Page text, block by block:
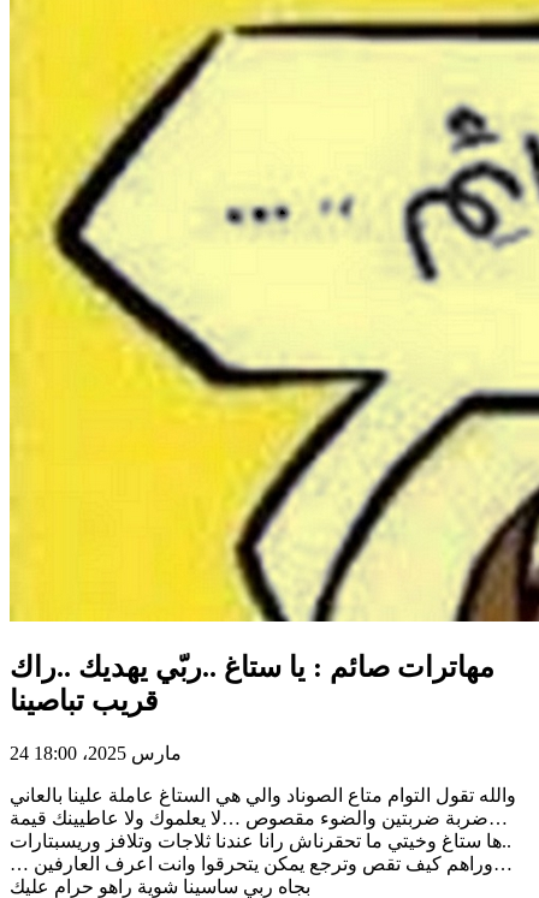
مهاترات صائم : يا ستاغ ..ربّي يهديك ..راك
قريب تباصينا
24 مارس 2025، 18:00
والله تقول التوام متاع الصوناد والي هي الستاغ عاملة علينا بالعاني
…ضربة ضربتين والضوء مقصوص …لا يعلموك ولا عاطيينك قيمة
..ها ستاغ وخيتي ما تحقرناش رانا عندنا ثلاجات وتلافز وريسبتارات
…وراهم كيف تقص وترجع يمكن يتحرقوا وانت اعرف العارفين …
بجاه ربي ساسينا شوية راهو حرام عليك